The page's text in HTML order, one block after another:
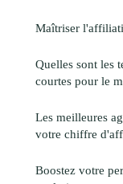
Maîtriser
Quelles sont les
courtes pour le
Les meilleures
votre chiffre
Boostez votre